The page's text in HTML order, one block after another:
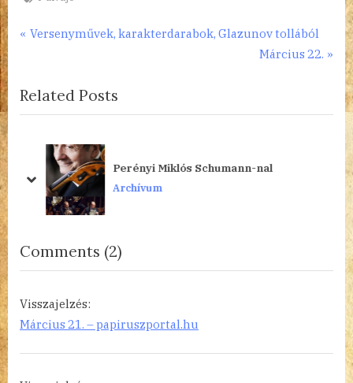
Bejegyzés
P
v
i
s
t
Versenyművek, karakterdarabok, Glazunov tollából
N
t
s
Március 22.
Related Posts
Perényi Miklós Schumann-nal
Archívum
prev
next
Comments (2)
“Mussorgsky:
at
Visszajelzés:
Március 21. – papiruszportal.hu